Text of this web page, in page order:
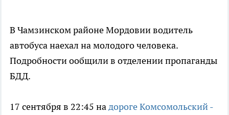
В Чамзинском районе Мордовии водитель
автобуса наехал на молодого человека.
Подробности ообщили в отделении пропаганды
БДД.
17 сентября в 22:45 надороге Комсомольский -